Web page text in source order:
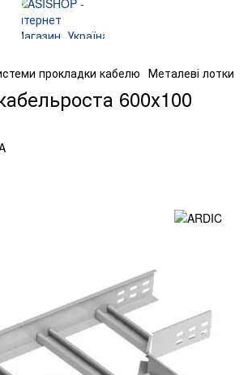
прокладки кабелю Металеві лотки
600х100